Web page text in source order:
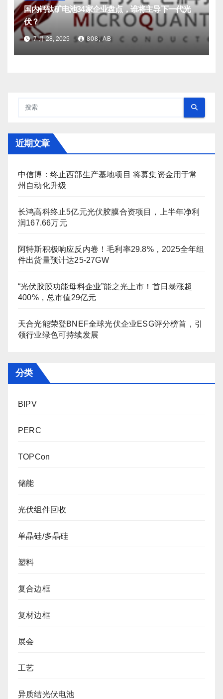
国内钙钛矿电池34家企业盘点，谁将主导下一代光
伏？
7 月 28, 2025 808, AB
近期文章
中信博：终止西部生产基地项目 将募集资金用于常
州自动化升级
长鸿高科终止5亿元光伏胶膜合资项目，上半年净利
润167.66万元
阿特斯积极响应反内卷！毛利率29.8%，2025全年组
件出货量预计达25-27GW
“光伏胶膜功能母料企业”能之光上市！首日暴涨超
400%，总市值29亿元
天合光能荣登BNEF全球光伏企业ESG评分榜首，引
领行业绿色可持续发展
分类
BIPV
PERC
TOPCon
储能
光伏组件回收
单晶硅/多晶硅
塑料
复合边框
复材边框
展会
工艺
异质结光伏电池